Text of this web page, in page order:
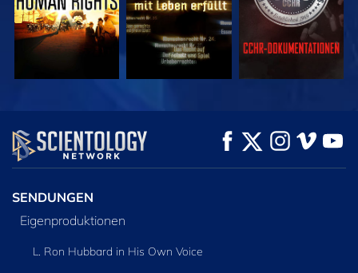
ANSEHEN
SERIE
ENTDECKEN
SENDUNGEN
Eigenproduktionen
L. Ron Hubbard in His Own Voice